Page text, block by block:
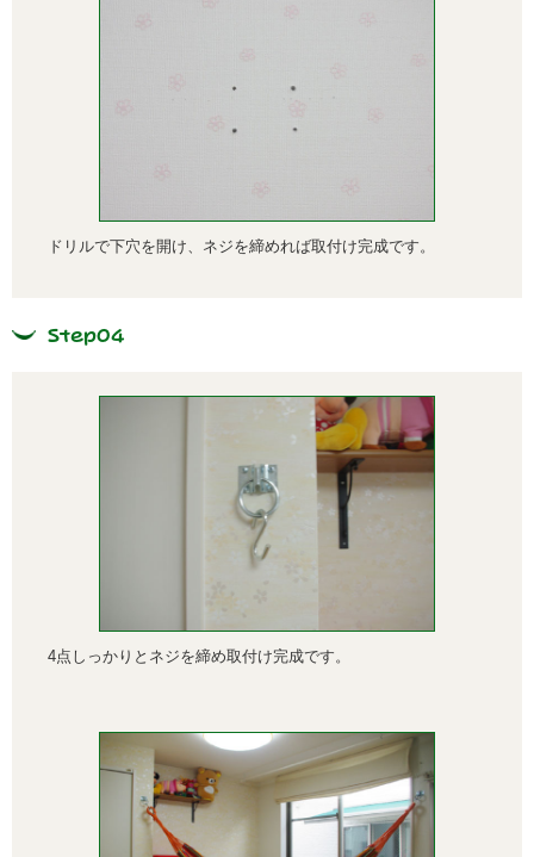
ドリルで下穴を開け、ネジを締めれば取付け完成です。
Step04
4点しっかりとネジを締め取付け完成です。